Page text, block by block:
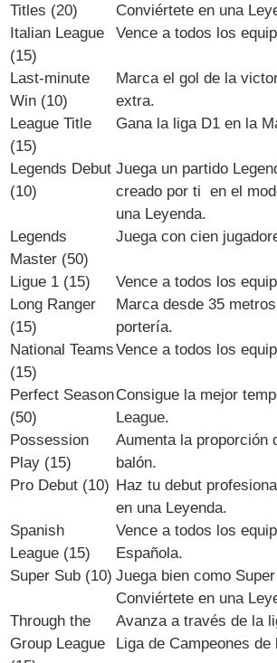
Titles (20)
Conviértete en una
Italian League
(15)
Vence a todos los
Last-minute
Win (10)
Marca el gol de la
extra.
League Title
(15)
Gana la liga D1 en la
Legends Debut
(10)
Juega un partido
creado por ti en el
una Leyenda.
Legends
Master (50)
Juega con cien
Ligue 1 (15)
Vence a todos los
Long Ranger
(15)
Marca desde 35
portería.
National Teams
(15)
Vence a todos los
Perfect Season
(50)
Consigue la mejor
League.
Possession
Play (15)
Aumenta la proporción
balón.
Pro Debut (10) Haz tu debut
en una Leyenda.
Spanish
League (15)
Vence a todos los
Española.
Super Sub (10) Juega bien como
Conviértete en una
Through the
Group League
Avanza a través de la
Liga de Campeones de